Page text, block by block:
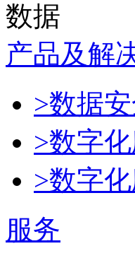
数据
产品及解
>数据
>数字
>数字
服务